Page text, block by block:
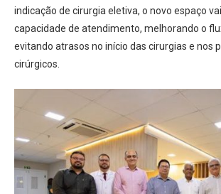
indicação de cirurgia eletiva, o novo espaço
capacidade de atendimento, melhorando o
evitando atrasos no início das cirurgias e nos
cirúrgicos.